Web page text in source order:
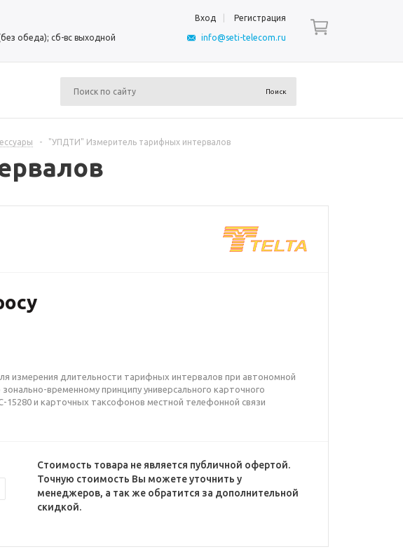
Вход Регистрация
обеда); сб-вс выходной info@seti-telecom.ru
- "УПДТИ" Измеритель тарифных интервалов
измерения длительности тарифных интервалов при автономной
временному принципу универсального карточного
15280 и карточных таксофонов местной телефонной связи
Стоимость товара не является публичной офертой.
Точную стоимость Вы можете уточнить у
менеджеров, а так же обратится за дополнительной
скидкой.